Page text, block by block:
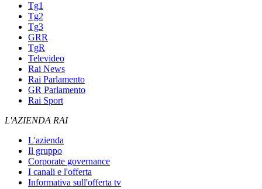
Tg1
Tg2
Tg3
GRR
TgR
Televideo
Rai News
Rai Parlamento
GR Parlamento
Rai Sport
L'AZIENDA RAI
L'azienda
Il gruppo
Corporate governance
I canali e l'offerta
Informativa sull'offerta tv